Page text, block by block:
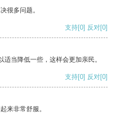
很多问题。
支持[0] 反对[0]
当降低一些，这样会更加亲民。
支持[0] 反对[0]
来非常舒服。